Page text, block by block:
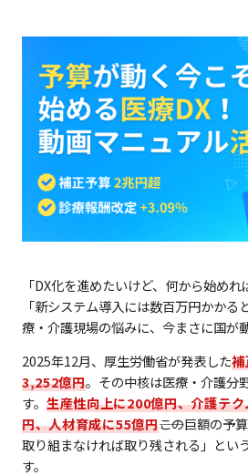
「DX化を進めたいけど、何から始めれ
「新システム導入には数百万円かかる
療・介護現場の悩みに、今まさに国が
2025年12月、厚生労働省が発表した
3,252億円。その中核は医療・介護分
す。 生産性向上に200億円、介護テ
円、人材育成に55億円――この巨額の
取り組まなければ取り残される」とい
す。